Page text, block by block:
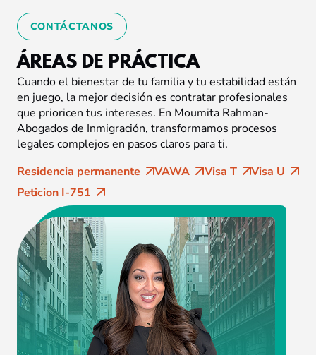
CONTÁCTANOS
ÁREAS DE PRÁCTICA
Cuando el bienestar de tu familia y tu estabilidad están
en juego, la mejor decisión es contratar profesionales
que prioricen tus intereses. En Moumita Rahman-
Abogados de Inmigración, transformamos procesos
legales complejos en pasos claros para ti.
Residencia permanente
VAWA Visa T
Visa U
Peticion I-751